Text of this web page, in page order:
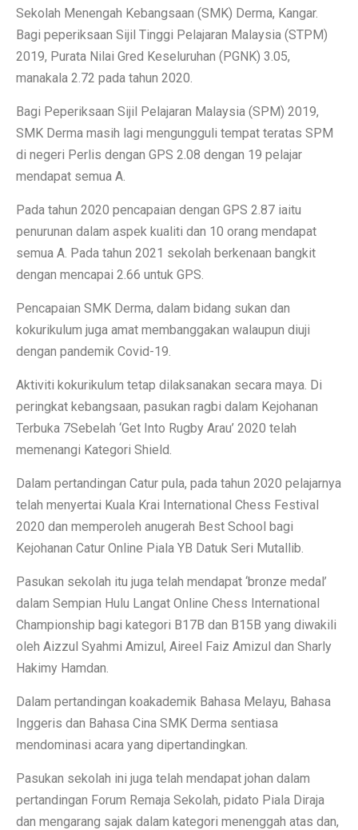
Sekolah Menengah Kebangsaan (SMK) Derma, Kangar.
Bagi peperiksaan Sijil Tinggi Pelajaran Malaysia (STPM)
2019, Purata Nilai Gred Keseluruhan (PGNK) 3.05,
manakala 2.72 pada tahun 2020.
Bagi Peperiksaan Sijil Pelajaran Malaysia (SPM) 2019,
SMK Derma masih lagi mengungguli tempat teratas SPM
di negeri Perlis dengan GPS 2.08 dengan 19 pelajar
mendapat semua A.
Pada tahun 2020 pencapaian dengan GPS 2.87 iaitu
penurunan dalam aspek kualiti dan 10 orang mendapat
semua A. Pada tahun 2021 sekolah berkenaan bangkit
dengan mencapai 2.66 untuk GPS.
Pencapaian SMK Derma, dalam bidang sukan dan
kokurikulum juga amat membanggakan walaupun diuji
dengan pandemik Covid-19.
Aktiviti kokurikulum tetap dilaksanakan secara maya. Di
peringkat kebangsaan, pasukan ragbi dalam Kejohanan
Terbuka 7Sebelah ‘Get Into Rugby Arau’ 2020 telah
memenangi Kategori Shield.
Dalam pertandingan Catur pula, pada tahun 2020 pelajarnya
telah menyertai Kuala Krai International Chess Festival
2020 dan memperoleh anugerah Best School bagi
Kejohanan Catur Online Piala YB Datuk Seri Mutallib.
Pasukan sekolah itu juga telah mendapat ‘bronze medal’
dalam Sempian Hulu Langat Online Chess International
Championship bagi kategori B17B dan B15B yang diwakili
oleh Aizzul Syahmi Amizul, Aireel Faiz Amizul dan Sharly
Hakimy Hamdan.
Dalam pertandingan koakademik Bahasa Melayu, Bahasa
Inggeris dan Bahasa Cina SMK Derma sentiasa
mendominasi acara yang dipertandingkan.
Pasukan sekolah ini juga telah mendapat johan dalam
pertandingan Forum Remaja Sekolah, pidato Piala Diraja
dan mengarang sajak dalam kategori menenggah atas dan,